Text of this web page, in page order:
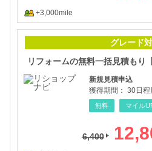
+3,000mile
グレード
リフォームの無料一括見積もり
新規見積申込
獲得期間： 30日程
無料 マイル
6,400